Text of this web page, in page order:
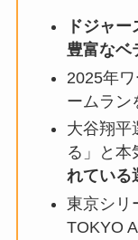
ドジャ
豊富なベ
2025年
ームラン
大谷翔平
る」と本
れている
東京シリ
TOKYO